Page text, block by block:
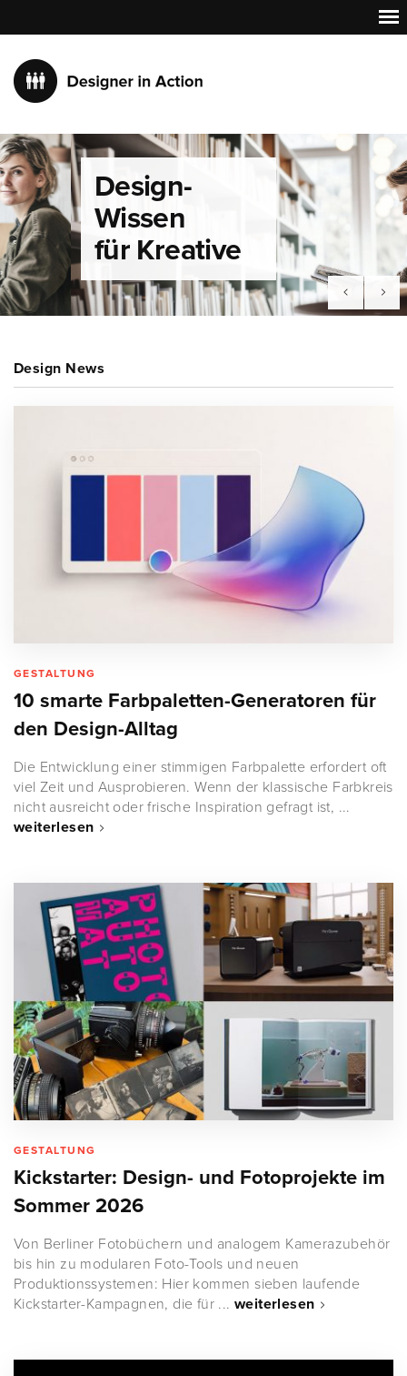
Design-
Wissen
für Kreative
Design News
GESTALTUNG
10 smarte Farbpaletten-Generatoren für
den Design-Alltag
Die Entwicklung einer stimmigen Farbpalette erfordert oft
viel Zeit und Ausprobieren. Wenn der klassische Farbkreis
nicht ausreicht oder frische Inspiration gefragt ist, ...
weiterlesen
GESTALTUNG
Kickstarter: Design- und Fotoprojekte im
Sommer 2026
Von Berliner Fotobüchern und analogem Kamerazubehör
bis hin zu modularen Foto-Tools und neuen
Produktionssystemen: Hier kommen sieben laufende
Kickstarter-Kampagnen, die für ... weiterlesen